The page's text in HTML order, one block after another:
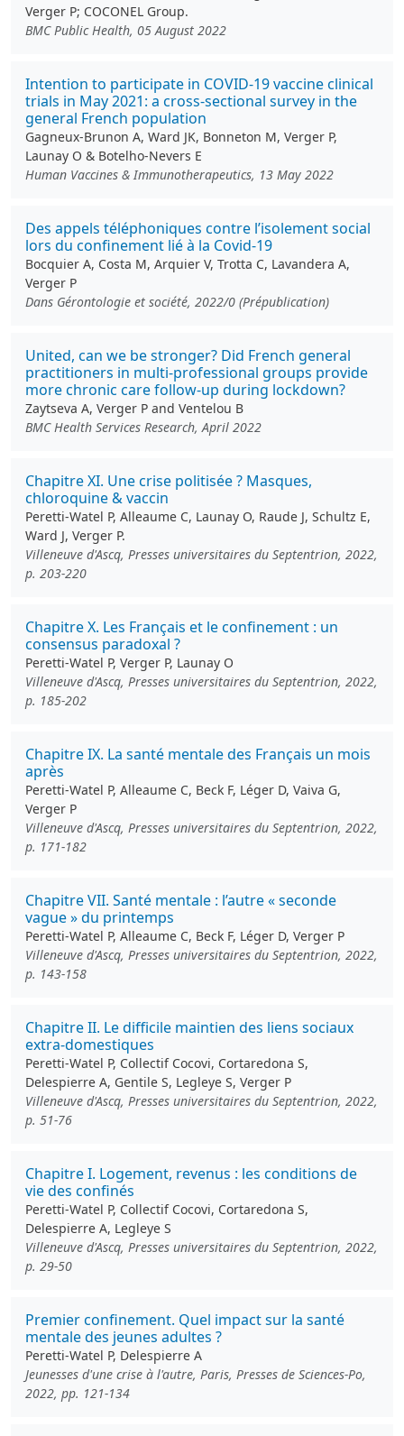
Verger P; COCONEL Group.
BMC Public Health, 05 August 2022
Intention to participate in COVID-19 vaccine clinical
trials in May 2021: a cross-sectional survey in the
general French population
Gagneux-Brunon A, Ward JK, Bonneton M, Verger P,
Launay O & Botelho-Nevers E
Human Vaccines & Immunotherapeutics, 13 May 2022
Des appels téléphoniques contre l’isolement social
lors du confinement lié à la Covid-19
Bocquier A, Costa M, Arquier V, Trotta C, Lavandera A,
Verger P
Dans Gérontologie et société, 2022/0 (Prépublication)
United, can we be stronger? Did French general
practitioners in multi-professional groups provide
more chronic care follow-up during lockdown?
Zaytseva A, Verger P and Ventelou B
BMC Health Services Research, April 2022
Chapitre XI. Une crise politisée ? Masques,
chloroquine & vaccin
Peretti-Watel P, Alleaume C, Launay O, Raude J, Schultz E,
Ward J, Verger P.
Villeneuve d'Ascq, Presses universitaires du Septentrion, 2022,
p. 203-220
Chapitre X. Les Français et le confinement : un
consensus paradoxal ?
Peretti-Watel P, Verger P, Launay O
Villeneuve d'Ascq, Presses universitaires du Septentrion, 2022,
p. 185-202
Chapitre IX. La santé mentale des Français un mois
après
Peretti-Watel P, Alleaume C, Beck F, Léger D, Vaiva G,
Verger P
Villeneuve d'Ascq, Presses universitaires du Septentrion, 2022,
p. 171-182
Chapitre VII. Santé mentale : l’autre « seconde
vague » du printemps
Peretti-Watel P, Alleaume C, Beck F, Léger D, Verger P
Villeneuve d'Ascq, Presses universitaires du Septentrion, 2022,
p. 143-158
Chapitre II. Le difficile maintien des liens sociaux
extra-domestiques
Peretti-Watel P, Collectif Cocovi, Cortaredona S,
Delespierre A, Gentile S, Legleye S, Verger P
Villeneuve d'Ascq, Presses universitaires du Septentrion, 2022,
p. 51-76
Chapitre I. Logement, revenus : les conditions de
vie des confinés
Peretti-Watel P, Collectif Cocovi, Cortaredona S,
Delespierre A, Legleye S
Villeneuve d'Ascq, Presses universitaires du Septentrion, 2022,
p. 29-50
Premier confinement. Quel impact sur la santé
mentale des jeunes adultes ?
Peretti-Watel P, Delespierre A
Jeunesses d'une crise à l'autre, Paris, Presses de Sciences-Po,
2022, pp. 121-134